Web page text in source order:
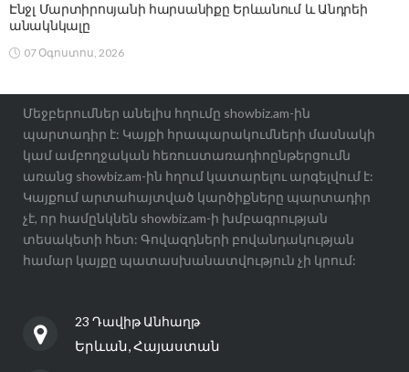
Էնջլ Մարտիրոսյանի հարսանիքը Երևանում և Անդրեի
անակնկալը
07 Օգոստոս, 2026
Մեջբերումներ անելիս հղումը showbiz.am-ին
պարտադիր է: Կայքի հրապարակումների մասնակի
կամ ամբողջական հեռուստառադիոընթերցումն
առանց showbiz.am-ին հղում կատարելու արգելվում է:
Կայքում արտահայտված կարծիքները պարտադիր
չէ, որ համընկնեն showbiz.am-ի խմբագրության
տեսակետի հետ: Գովազդների բովանդակության
համար կայքը պատասխանատվություն չի կրում:
23 Դավիթ Անհաղթ
Երևան, Հայաստան